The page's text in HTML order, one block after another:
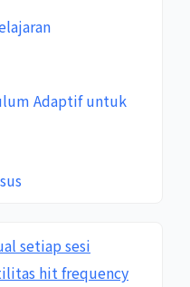
Adaptif untuk
setiap sesi
hit frequency